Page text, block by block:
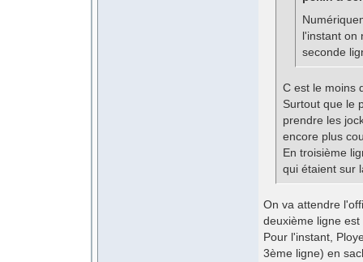
l'instant on
seconde
C est le moins
Surtout que le
prendre les
encore plus
En troisième
qui étaient sur
On va attendre
deuxième ligne
Pour l'instant,
3ème ligne) en